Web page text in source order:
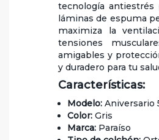
tecnología antiestrés
láminas de espuma
maximiza la
tensiones
amigables y
y duradero para tu
Características:
Modelo: Aniversario
Color: Gris
Marca: Paraíso